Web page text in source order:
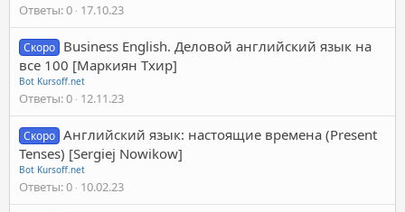
Ответы 0 17.10.23
Скоро Business English. Деловой английский язык на
все 100 [Маркиян Тхир]
Bot Kursoff.net
Ответы 0 12.11.23
Скоро Английский язык: настоящие времена (Present
Tenses) [Sergiej Nowikow]
Bot Kursoff.net
Ответы 0 10.02.23